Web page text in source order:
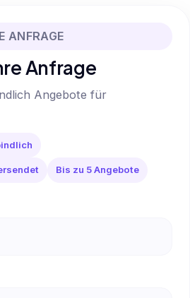
ANFRAGE
Anfrage
Angebote für
Bis zu 5 Angebote